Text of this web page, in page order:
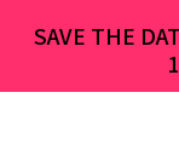
SAVE THE